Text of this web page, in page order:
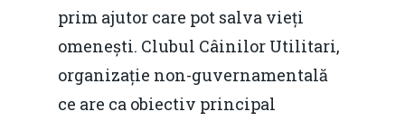
prim ajutor care pot salva vieți
omenești. Clubul Câinilor Utilitari,
organizație non-guvernamentală
ce are ca obiectiv principal